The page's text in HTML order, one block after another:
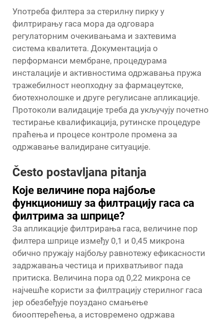
Употреба филтера за стерилну пирку у
филтрирању гаса мора да одговара
регулаторним очекивањама и захтевима
система квалитета. Документација о
перформанси мембране, процедурама
инсталације и активностима одржавања пружа
тражебилност неопходну за фармацеутске,
биотехнолошке и друге регулисане апликације.
Протоколи валидације треба да укључују почетно
тестирање квалификација, рутинске процедуре
праћења и процесе контроле промена за
одржавање валидиране ситуације.
Često postavljana pitanja
Које величине пора најбоље
функционишу за филтрацију гаса са
филтрима за шприце?
За апликације филтрирања гаса, величине пор
филтера шприце између 0,1 и 0,45 микрона
обично пружају најбољу равнотежу ефикасности
задржавања честица и прихватљивог пада
притиска. Величина пора од 0,22 микрона се
најчешће користи за филтрацију стерилног гаса
јер обезбеђује поуздано смањење
биооптерећења, а истовремено одржава